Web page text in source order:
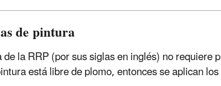
de pintura
la RRP (por sus siglas en inglés) no
está libre de plomo, entonces se aplican